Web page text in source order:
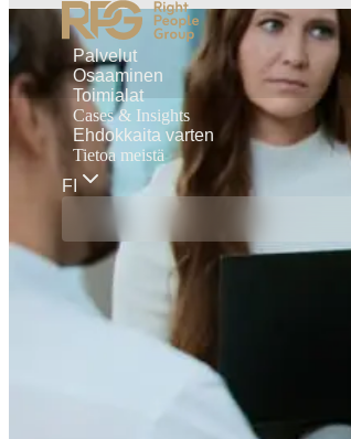
Palvelut
Osaaminen
Toimialat
Cases & Insights
Ehdokkaita varten
Tietoa meistä
FI